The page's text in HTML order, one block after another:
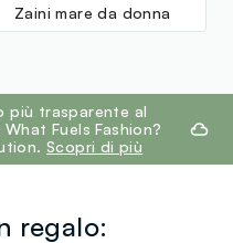
Zaini mare da donna
più trasparente al
Fuels Fashion?
Scopri di più
regalo: